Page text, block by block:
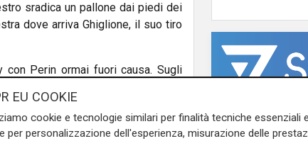
sradica un pallone dai piedi dei
dove arriva Ghiglione, il suo tiro
Perin ormai fuori causa. Sugli
d'esterno destro ma la palla sibila
il Genoa. Il giallo arriva per un
EU COOKIE
cookie e tecnologie similari per finalità tecniche essenziali
per personalizzazione dell'esperienza, misurazione delle